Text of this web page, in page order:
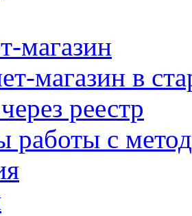
магазин
магазин в
реестр
с